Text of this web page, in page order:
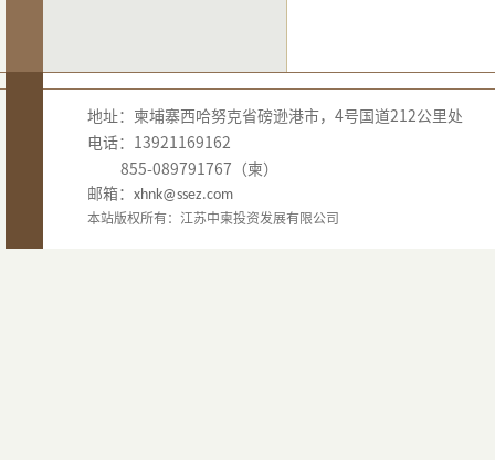
地址：柬埔寨西哈努克省磅逊港市，4号国道212公里处
电话：13921169162
855-089791767（柬）
邮箱： xhnk@ssez.com
本站版权所有：江苏中柬投资发展有限公司